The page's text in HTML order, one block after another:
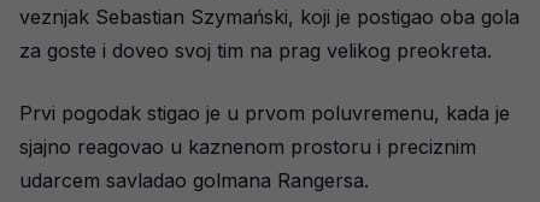
veznjak Sebastian Szymański, koji je postigao oba gola
za goste i doveo svoj tim na prag velikog preokreta.
Prvi pogodak stigao je u prvom poluvremenu, kada je
sjajno reagovao u kaznenom prostoru i preciznim
udarcem savladao golmana Rangersa.